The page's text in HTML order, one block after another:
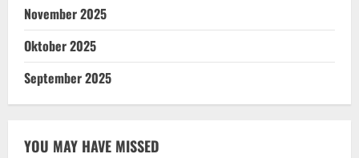
November 2025
Oktober 2025
September 2025
YOU MAY HAVE MISSED